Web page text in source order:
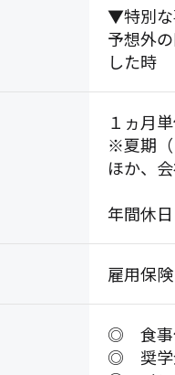
▼特別な
予想外
した時
１ヵ月
※夏期（
ほか、
年間休
雇用保
◎ 食事
◎ 奨学